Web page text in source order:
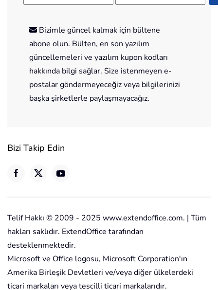
Bizimle güncel kalmak için bültene
abone olun. Bülten, en son yazılım
güncellemeleri ve yazılım kupon kodları
hakkında bilgi sağlar. Size istenmeyen e-
postalar göndermeyeceğiz veya bilgilerinizi
başka şirketlerle paylaşmayacağız.
Bizi Takip Edin
Telif Hakkı © 2009 - 2025 www.extendoffice.com. | Tüm
hakları saklıdır. ExtendOffice tarafından
desteklenmektedir.
Microsoft ve Office logosu, Microsoft Corporation'ın
Amerika Birleşik Devletleri ve/veya diğer ülkelerdeki
ticari markaları veya tescilli ticari markalarıdır.